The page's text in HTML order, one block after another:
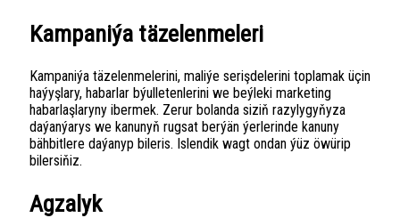
Kampaniýa täzelenmeleri
Kampaniýa täzelenmelerini, maliýe serişdelerini toplamak üçin
haýyşlary, habarlar býulletenlerini we beýleki marketing
habarlaşlaryny ibermek. Zerur bolanda siziň razylygyňyza
daýanýarys we kanunyň rugsat berýän ýerlerinde kanuny
bähbitlere daýanyp bileris. Islendik wagt ondan ýüz öwürip
bilersiňiz.
Agzalyk